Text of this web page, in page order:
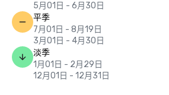
5月01日 - 6月30日
平季
7月01日 - 8月19日
3月01日 - 4月30日
淡季
1月01日 - 2月29日
12月01日 - 12月31日